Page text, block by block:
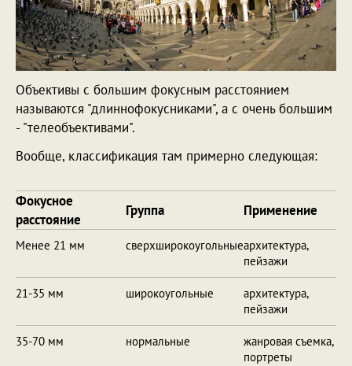
Объективы с большим фокусным расстоянием
называются "длиннофокусниками", а с очень большим
- "телеобъективами".
Вообще, классификация там примерно следующая:
Фокусное
расстояние
Группа Применение
Менее 21 мм сверхширокоугольныеархитектура,
пейзажи
21-35 мм широкоугольные
архитектура,
пейзажи
35-70 мм нормальные
жанровая съемка,
портреты